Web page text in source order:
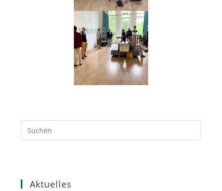
Aktuelles